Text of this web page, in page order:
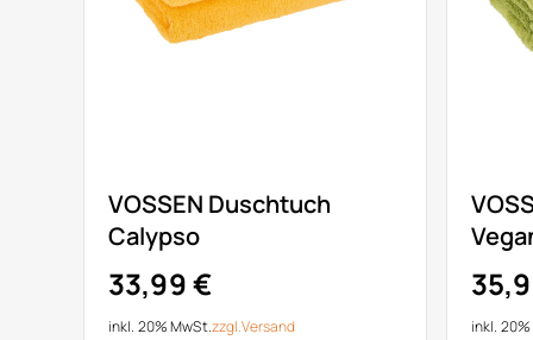
VOSSEN Duschtuch
Calypso
33,99 €
inkl. 20% MwSt.zzgl.Versand inkl.